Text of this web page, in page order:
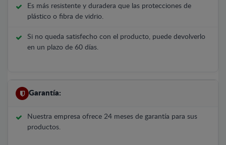
Es más resistente y duradera que las protecciones de
plástico o fibra de vidrio.
Si no queda satisfecho con el producto, puede devolverlo
en un plazo de 60 días.
Garantía:
Nuestra empresa ofrece 24 meses de garantía para sus
productos.